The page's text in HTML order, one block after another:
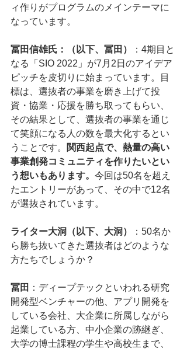
ィ作りがプログラムのメインテーマに
なっています。
冨田信雄氏：（以下、冨田）
：4期目と
なる「SIO 2022」が7月2日のアイデア
ピッチを皮切りに始まっています。目
標は、選抜者の事業を磨き上げて投
資・協業・応援を勝ち取ってもらい、
その結果として、選抜者の事業を通じ
て笑顔になる人の数を最大化するとい
うことです。
関西起点で、熱量の高い
事業創発コミュニティを作りたいとい
う想いもあります。 今回は50名を超え
たエントリーがあって、その中で12名
が選抜されています。
ライター大洞（以下、大洞）
：50名か
ら勝ち抜いてきた選抜者はどのような
方たちでしょうか？
冨田 ：ディープテックといわれる研究
開発型ベンチャーの他、アプリ開発を
している会社、大企業に所属しながら
起業している方、中小企業の跡継ぎ、
大学の博士課程の学生や高校生まで、